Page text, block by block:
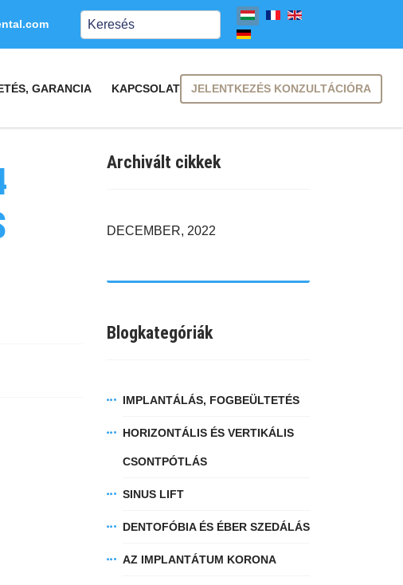
Keresés
JELENTKEZÉS KONZULTÁCIÓRA
GARANCIA KAPCSOLAT
Archivált cikkek
DECEMBER, 2022
Blogkategóriák
IMPLANTÁLÁS, FOGBEÜLTETÉS
HORIZONTÁLIS ÉS VERTIKÁLIS
CSONTPÓTLÁS
SINUS LIFT
DENTOFÓBIA ÉS ÉBER SZEDÁLÁS
AZ IMPLANTÁTUM KORONA